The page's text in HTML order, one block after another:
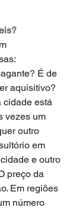
É de
aquisitivo?
cidade está
vezes um
outro
em
e outro
preço da
Em regiões
número